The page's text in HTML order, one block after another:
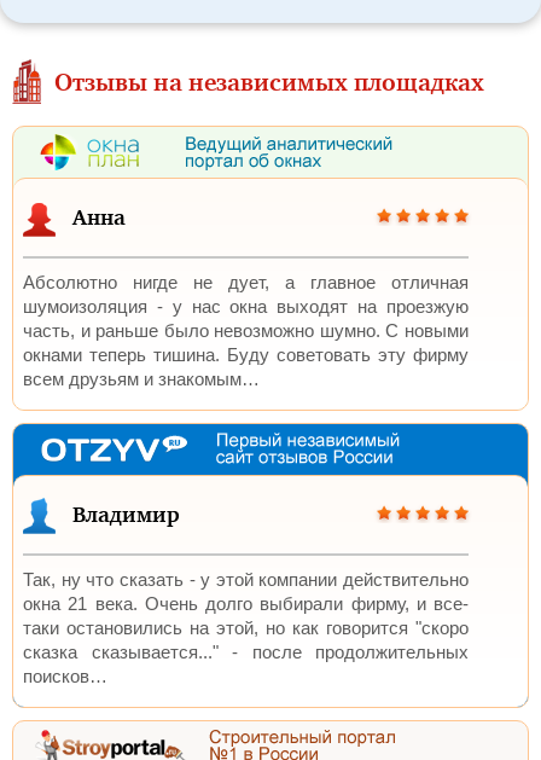
Отзывы на независимых площадках
Анна
Абсолютно нигде не дует, а главное отличная
шумоизоляция - у нас окна выходят на проезжую
часть, и раньше было невозможно шумно. C новыми
окнами теперь тишина. Буду советовать эту фирму
всем друзьям и знакомым…
Владимир
Так, ну что сказать - у этой компании действительно
окна 21 века. Очень долго выбирали фирму, и все-
таки остановились на этой, но как говорится "скоро
сказка сказывается..." - после продолжительных
поисков…